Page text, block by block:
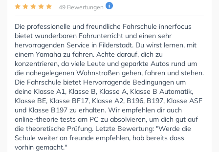
49 Bewertungen
Die professionelle und freundliche Fahrschule innerfocus
bietet wunderbaren Fahrunterricht und einen sehr
hervorragenden Service in Filderstadt. Du wirst lernen, mit
einem Yamaha zu fahren. Achte darauf, dich zu
konzentrieren, da viele Leute und geparkte Autos rund um
die nahegelegenen Wohnstraßen gehen, fahren und stehen.
Die Fahrschule bietet Hervorragende Bedingungen um
deine Klasse A1, Klasse B, Klasse A, Klasse B Automatik,
Klasse BE, Klasse BF17, Klasse A2, B196, B197, Klasse ASF
und Klasse B197 zu erhalten. Wir empfehlen dir auch
online-theorie tests am PC zu absolvieren, um dich gut auf
die theoretische Prüfung. Letzte Bewertung: "Werde die
Schule weiter an freunde empfehlen, hab bereits dass
vorhin gemacht."